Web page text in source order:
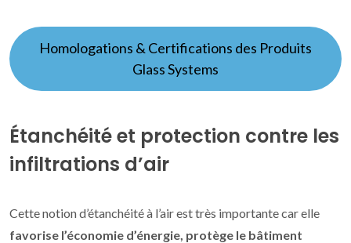
Homologations & Certifications des Produits
Glass Systems
Étanchéité et protection contre les
infiltrations d’air
Cette notion d’étanchéité à l’air est très importante car elle
favorise l’économie d’énergie, protège le bâtiment